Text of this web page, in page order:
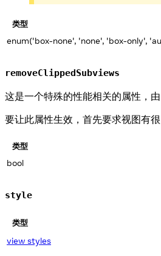
类型
enum('box-none', 'none', 'box-only',
removeClippedSubviews
这是一个特殊的性能相关的属性，
要让此属性生效，首先要求视图有
类型
bool
style
类型
view styles